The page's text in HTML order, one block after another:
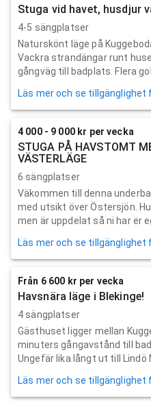
Stuga vid havet, husdjur
4-5 sängplatser
Naturskönt läge på
Vackra strandängar runt
gångväg till badplats. Flera
Läs mer och se
4 000 - 9 000 kr per vecka
STUGA PÅ HAVSTOMT
VÄSTERLÄGE
6 sängplatser
Väkommen till denna
med utsikt över Östersjön.
men är uppdelat så ni har er
Läs mer och se
Från 6 600 kr per vecka
Havsnära läge i Blekinge!
4 sängplatser
Gästhuset ligger mellan
minuters gångavstånd till
Ungefär lika långt ut till Lindö
Läs mer och se